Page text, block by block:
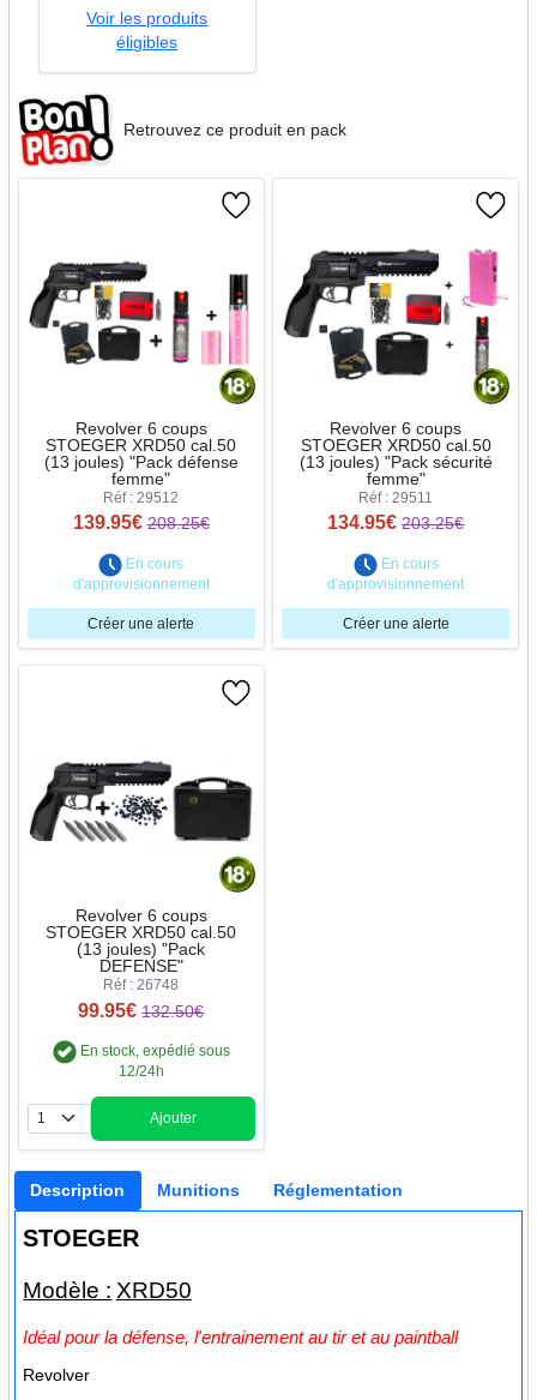
Voir les produits
éligibles
Retrouvez ce produit en pack
Revolver 6 coups
STOEGER XRD50 cal.50
(13 joules) "Pack défense
femme"
Réf : 29512
139.95€ 208.25€
En cours
d'approvisionnement
Créer une alerte
Revolver 6 coups
STOEGER XRD50 cal.50
(13 joules) "Pack sécurité
femme"
Réf : 29511
134.95€ 203.25€
En cours
d'approvisionnement
Créer une alerte
Revolver 6 coups
STOEGER XRD50 cal.50
(13 joules) "Pack
DEFENSE"
Réf : 26748
99.95€ 132.50€
En stock, expédié sous
12/24h
Quantité
Ajouter
Description Munitions Réglementation
STOEGER
Modèle : XRD50
Idéal pour la défense, l'entrainement au tir et au paintball
Revolver